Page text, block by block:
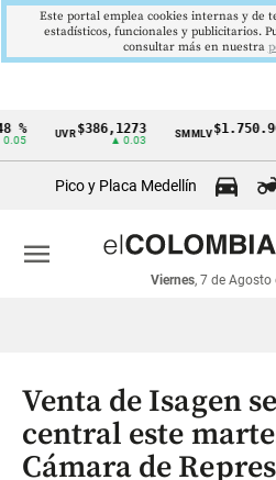
Cintillo
económicos
Colombia
UVR$386,1273
▲ 0.03
SMMLV$1.750.905
Pico y Placa Medellín
Viernes, 7 de Agosto
menu
Venta de Isagen
central este
Cámara de
Este portal emplea cookies internas y de
estadísticos, funcionales y publicitarios.
consultar más en nuestra